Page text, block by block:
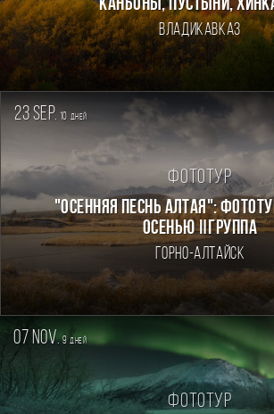
каньоны, пустыни,
Владикавказ
23 sep. 10 дней
Фототур
"ОСЕННЯЯ ПЕСНЬ АЛТАЯ":
ОСЕНЬЮ Ⅱгруппа
Горно-Алтайск
07 nov.9дней
Фототур